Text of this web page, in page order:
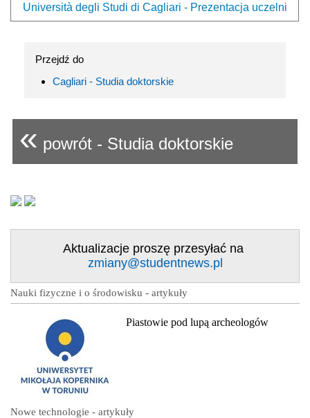
Università degli Studi di Cagliari - Prezentacja uczelni
Przejdź do
Cagliari - Studia doktorskie
« powrót - Studia doktorskie
Aktualizacje proszę przesyłać na
zmiany@studentnews.pl
Nauki fizyczne i o środowisku - artykuły
Piastowie pod lupą archeologów
Nowe technologie - artykuły